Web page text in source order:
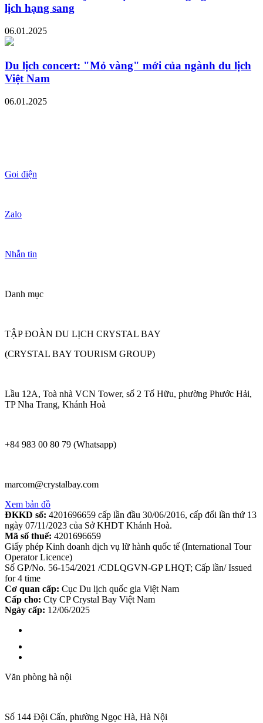
lịch hạng sang
06.01.2025
Du lịch concert: "Mỏ vàng" mới của ngành du lịch
Việt Nam
06.01.2025
Gọi điện
Zalo
Nhắn tin
Danh mục
TẬP ĐOÀN DU LỊCH CRYSTAL BAY
(CRYSTAL BAY TOURISM GROUP)
Lầu 12A, Toà nhà VCN Tower, số 2 Tố Hữu, phường Phước Hải,
TP Nha Trang, Khánh Hoà
+84 983 00 80 79 (Whatsapp)
marcom@crystalbay.com
Xem bản đồ
ĐKKD số: 4201696659 cấp lần đầu 30/06/2016, cấp đổi lần thứ 13
ngày 07/11/2023 của Sở KHDT Khánh Hoà.
Mã số thuế: 4201696659
Giấy phép Kinh doanh dịch vụ lữ hành quốc tế (International Tour
Operator Licence)
Số GP/No. 56-154/2021 /CDLQGVN-GP LHQT; Cấp lần/ Issued
for 4 time
Cơ quan cấp: Cục Du lịch quốc gia Việt Nam
Cấp cho: Cty CP Crystal Bay Việt Nam
Ngày cấp: 12/06/2025
Văn phòng hà nội
Số 144 Đội Cấn, phường Ngọc Hà, Hà Nội